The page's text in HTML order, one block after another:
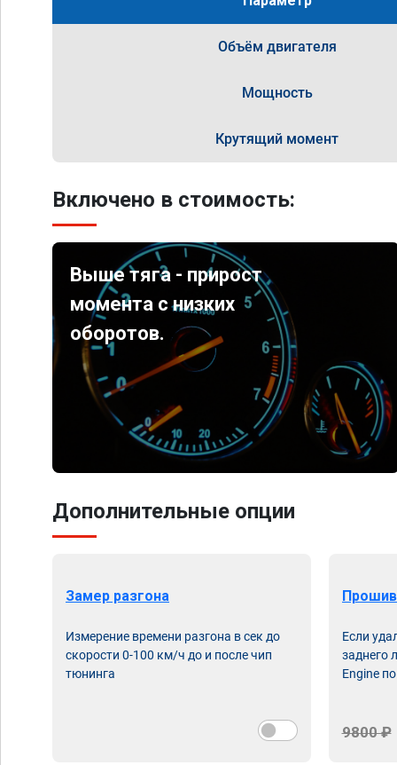
Объём двигателя
Мощность
Крутящий момент
Включено в стоимость:
Выше тяга - прирост
момента с низких
оборотов.
Дополнительные опции
Замер разгона
Измерение времени разгона в сек до
скорости 0-100 км/ч до и после чип
тюнинга
Если
заднего
Engine
9800 ₽